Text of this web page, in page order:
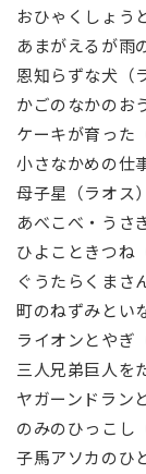
おひゃくしょう
あまがえるが雨
恩知らずな犬（
かごのなかのお
ケーキが育った
小さなかめの仕
母子星（ラオス）
あべこべ・うさ
ひよこときつね
ぐうたらくまさ
町のねずみとい
ライオンとやぎ
三人兄弟巨人を
ヤガーンドラン
のみのひっこし
子馬アソカのひ